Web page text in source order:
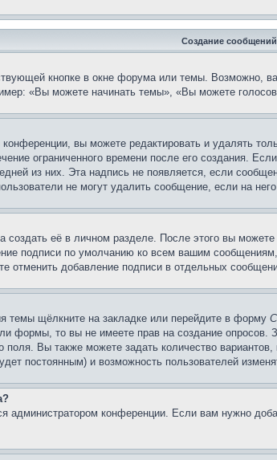
Создание сообщений
кнопке в окне форума или темы. Возможно,
«Вы можете начинать темы», «Вы можете
вы можете редактировать и удалять
ограниченного времени после его создания.
из них. Эта надпись не появляется, если
не могут удалить сообщение, если на
её в личном разделе. После этого вы
подписи по умолчанию ко всем вашим
отменить добавление подписи в отдельных
темы щёлкните на закладке или перейдите в форму
формы, то вы не имеете прав на создание
поля. Вы также можете задать количество
постоянным) и возможность пользователей
администратором конференции. Если вам нужно